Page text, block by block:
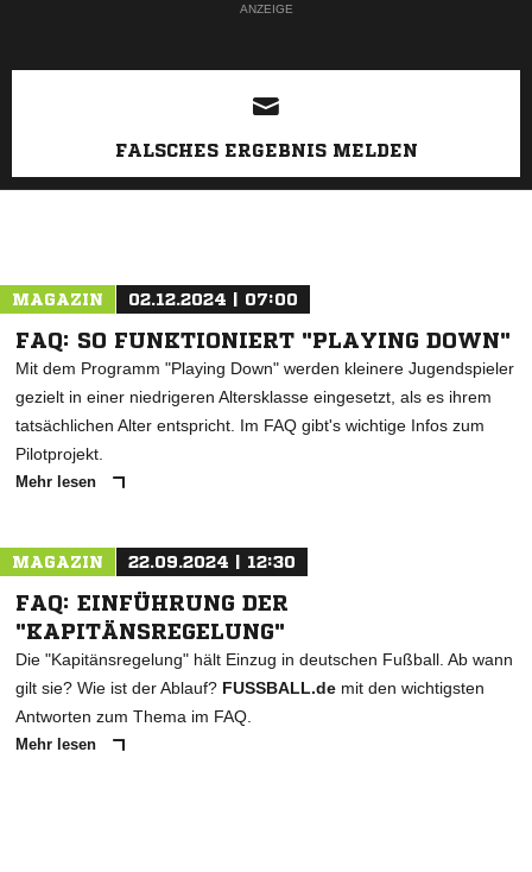
ANZEIGE
FALSCHES ERGEBNIS MELDEN
MAGAZIN 02.12.2024 | 07:00
FAQ: SO FUNKTIONIERT "PLAYING DOWN"
Mit dem Programm "Playing Down" werden kleinere Jugendspieler
gezielt in einer niedrigeren Altersklasse eingesetzt, als es ihrem
tatsächlichen Alter entspricht. Im FAQ gibt's wichtige Infos zum
Pilotprojekt.
Mehr lesen
MAGAZIN 22.09.2024 | 12:30
FAQ: EINFÜHRUNG DER
"KAPITÄNSREGELUNG"
Die "Kapitänsregelung" hält Einzug in deutschen Fußball. Ab wann
gilt sie? Wie ist der Ablauf? FUSSBALL.de mit den wichtigsten
Antworten zum Thema im FAQ.
Mehr lesen